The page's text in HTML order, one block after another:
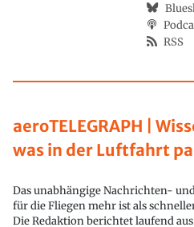
aeroTELEGRAPH |
was in der Luftfahrt
Das unabhängige Nachrichten-
für die Fliegen mehr ist als
Die Redaktion berichtet laufend
RSS